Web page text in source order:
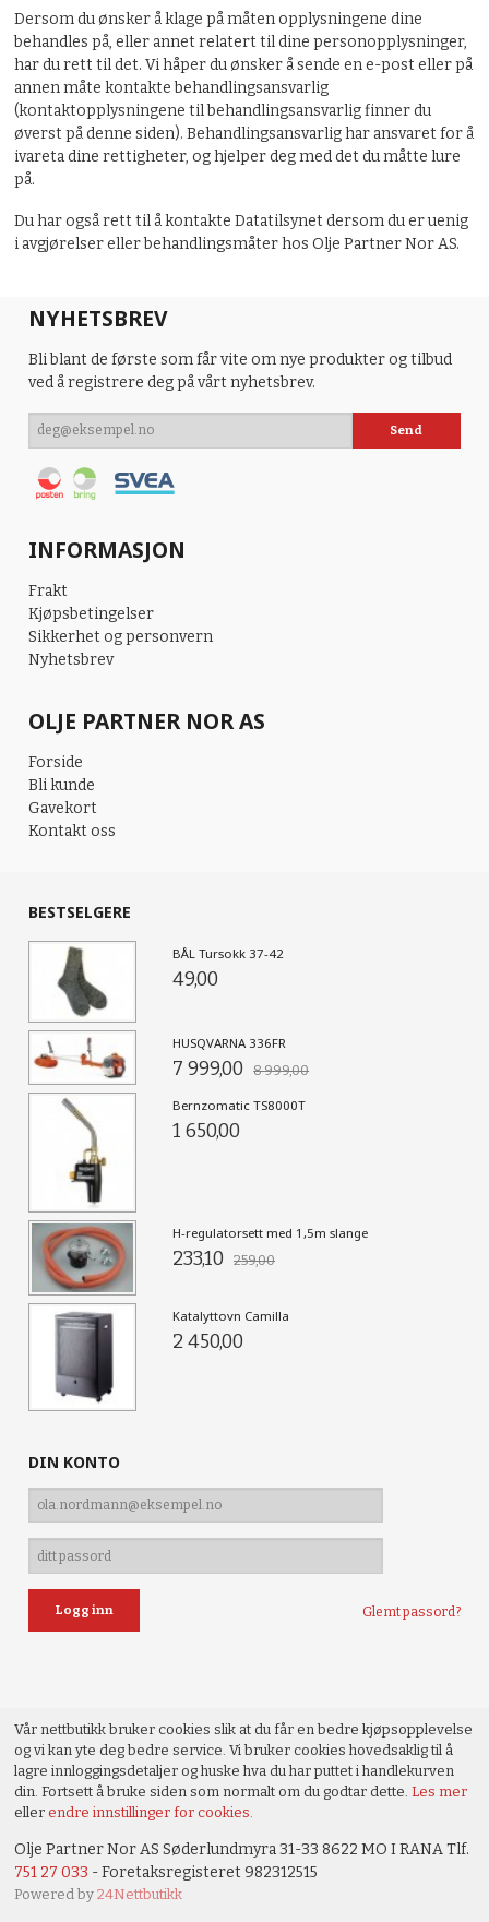
Dersom du ønsker å klage på måten opplysningene dine
behandles på, eller annet relatert til dine personopplysninger,
har du rett til det. Vi håper du ønsker å sende en e-post eller på
annen måte kontakte behandlingsansvarlig
(kontaktopplysningene til behandlingsansvarlig finner du
øverst på denne siden). Behandlingsansvarlig har ansvaret for å
ivareta dine rettigheter, og hjelper deg med det du måtte lure
på.
Du har også rett til å kontakte Datatilsynet dersom du er uenig
i avgjørelser eller behandlingsmåter hos Olje Partner Nor AS.
NYHETSBREV
Bli blant de første som får vite om nye produkter og tilbud
ved å registrere deg på vårt nyhetsbrev.
INFORMASJON
Frakt
Kjøpsbetingelser
Sikkerhet og personvern
Nyhetsbrev
OLJE PARTNER NOR AS
Forside
Bli kunde
Gavekort
Kontakt oss
BESTSELGERE
BÅL Tursokk 37-42
49,00
HUSQVARNA 336FR
7 999,00 8 999,00
Bernzomatic TS8000T
1 650,00
H-regulatorsett med 1,5m slange
233,10 259,00
Katalyttovn Camilla
2 450,00
DIN KONTO
Glemt passord?
Vår nettbutikk bruker cookies slik at du får en bedre kjøpsopplevelse
og vi kan yte deg bedre service. Vi bruker cookies hovedsaklig til å
lagre innloggingsdetaljer og huske hva du har puttet i handlekurven
din. Fortsett å bruke siden som normalt om du godtar dette.Les mer
ellerendre innstillinger for cookies.
Olje Partner Nor AS Søderlundmyra 31-33 8622 MO I RANA Tlf.
751 27 033 - Foretaksregisteret 982312515
Powered by24Nettbutikk